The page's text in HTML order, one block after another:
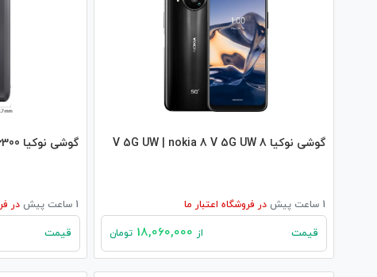
گوشی نوکیا 8 V 5G UW | nokia 8 V 5G UW
1 ساعت پیش در فروشگاه اعتبار ما
قیمت از تومان
گوشی نوکیا 6300 4G | nokia 6300 4G
1 ساعت پیش در
قیمت